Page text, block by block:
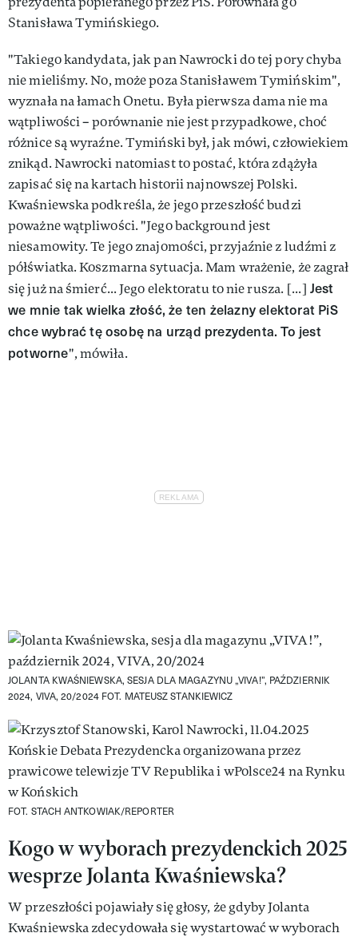
Stanisława Tymińskiego.
"Takiego kandydata, jak pan Nawrocki do tej pory chyba
nie mieliśmy. No, może poza Stanisławem Tymińskim",
wyznała na łamach Onetu. Była pierwsza dama nie ma
wątpliwości – porównanie nie jest przypadkowe, choć
różnice są wyraźne. Tymiński był, jak mówi, człowiekiem
znikąd. Nawrocki natomiast to postać, która zdążyła
zapisać się na kartach historii najnowszej Polski.
Kwaśniewska podkreśla, że jego przeszłość budzi
poważne wątpliwości. "Jego background jest
niesamowity. Te jego znajomości, przyjaźnie z ludźmi z
półświatka. Koszmarna sytuacja. Mam wrażenie, że zagrał
się już na śmierć... Jego elektoratu to nie rusza. [...] Jest
we mnie tak wielka złość, że ten żelazny elektorat PiS
chce wybrać tę osobę na urząd prezydenta. To jest
potworne", mówiła.
JOLANTA KWAŚNIEWSKA, SESJA DLA MAGAZYNU „VIVA!”, PAŹDZIERNIK
2024, VIVA, 20/2024 FOT. MATEUSZ STANKIEWICZ
FOT. STACH ANTKOWIAK/REPORTER
Kogo w wyborach prezydenckich 2025
wesprze Jolanta Kwaśniewska?
W przeszłości pojawiały się głosy, że gdyby Jolanta
Kwaśniewska zdecydowała się wystartować w wyborach